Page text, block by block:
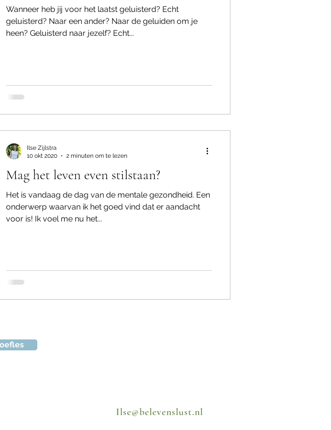
Wanneer heb jij voor het laatst geluisterd? Echt
geluisterd? Naar een ander? Naar de geluiden om je
heen? Geluisterd naar jezelf? Echt...
Mag het leven even stilstaan?
Het is vandaag de dag van de mentale gezondheid. Een
onderwerp waarvan ik het goed vind dat er aandacht
voor is! Ik voel me nu het...
Ilse Zijlstra
10 okt 2020
2 minuten om te lezen
Ilse@belevenslust.nl